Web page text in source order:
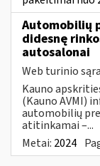
Automobilių
didesnę
autosalonai
Web turinio
Kauno
(Kauno AVMI)
automobilių
atitinkamai –...
Metai: 2024